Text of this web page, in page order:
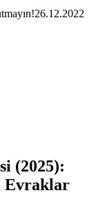
26.12.2022
(2025):
Evraklar